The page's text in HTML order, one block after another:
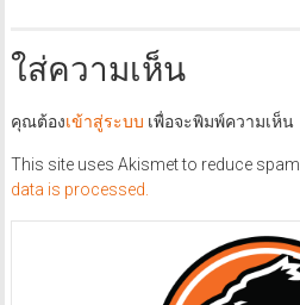
ใส่ความเห็น
คุณต้องเข้าสู่ระบบ เพื่อจะพิมพ์ความเห็น
This site uses Akismet to reduce spam.
data is processed.